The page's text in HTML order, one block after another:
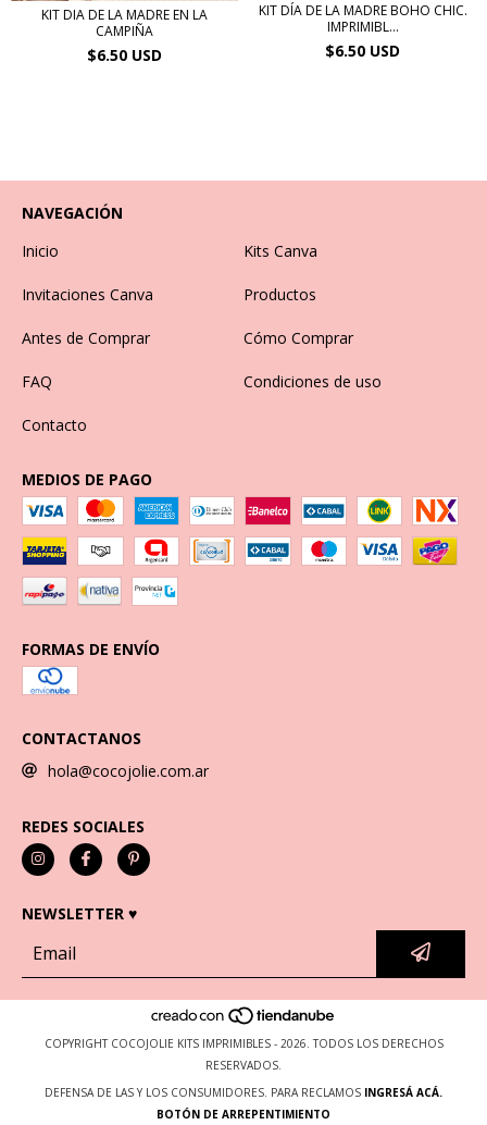
KIT DIA DE LA MADRE EN LA
CAMPIÑA
$6.50 USD
KIT DÍA DE LA MADRE BOHO CHIC.
IMPRIMIBL...
$6.50 USD
NAVEGACIÓN
Inicio
Kits Canva
Invitaciones Canva Productos
Antes de Comprar Cómo Comprar
FAQ Condiciones de uso
Contacto
MEDIOS DE PAGO
FORMAS DE ENVÍO
CONTACTANOS
hola@cocojolie.com.ar
REDES SOCIALES
NEWSLETTER ♥
COPYRIGHT COCOJOLIE KITS IMPRIMIBLES - 2026. TODOS LOS DERECHOS
RESERVADOS.
DEFENSA DE LAS Y LOS CONSUMIDORES. PARA RECLAMOS INGRESÁ ACÁ.
BOTÓN DE ARREPENTIMIENTO